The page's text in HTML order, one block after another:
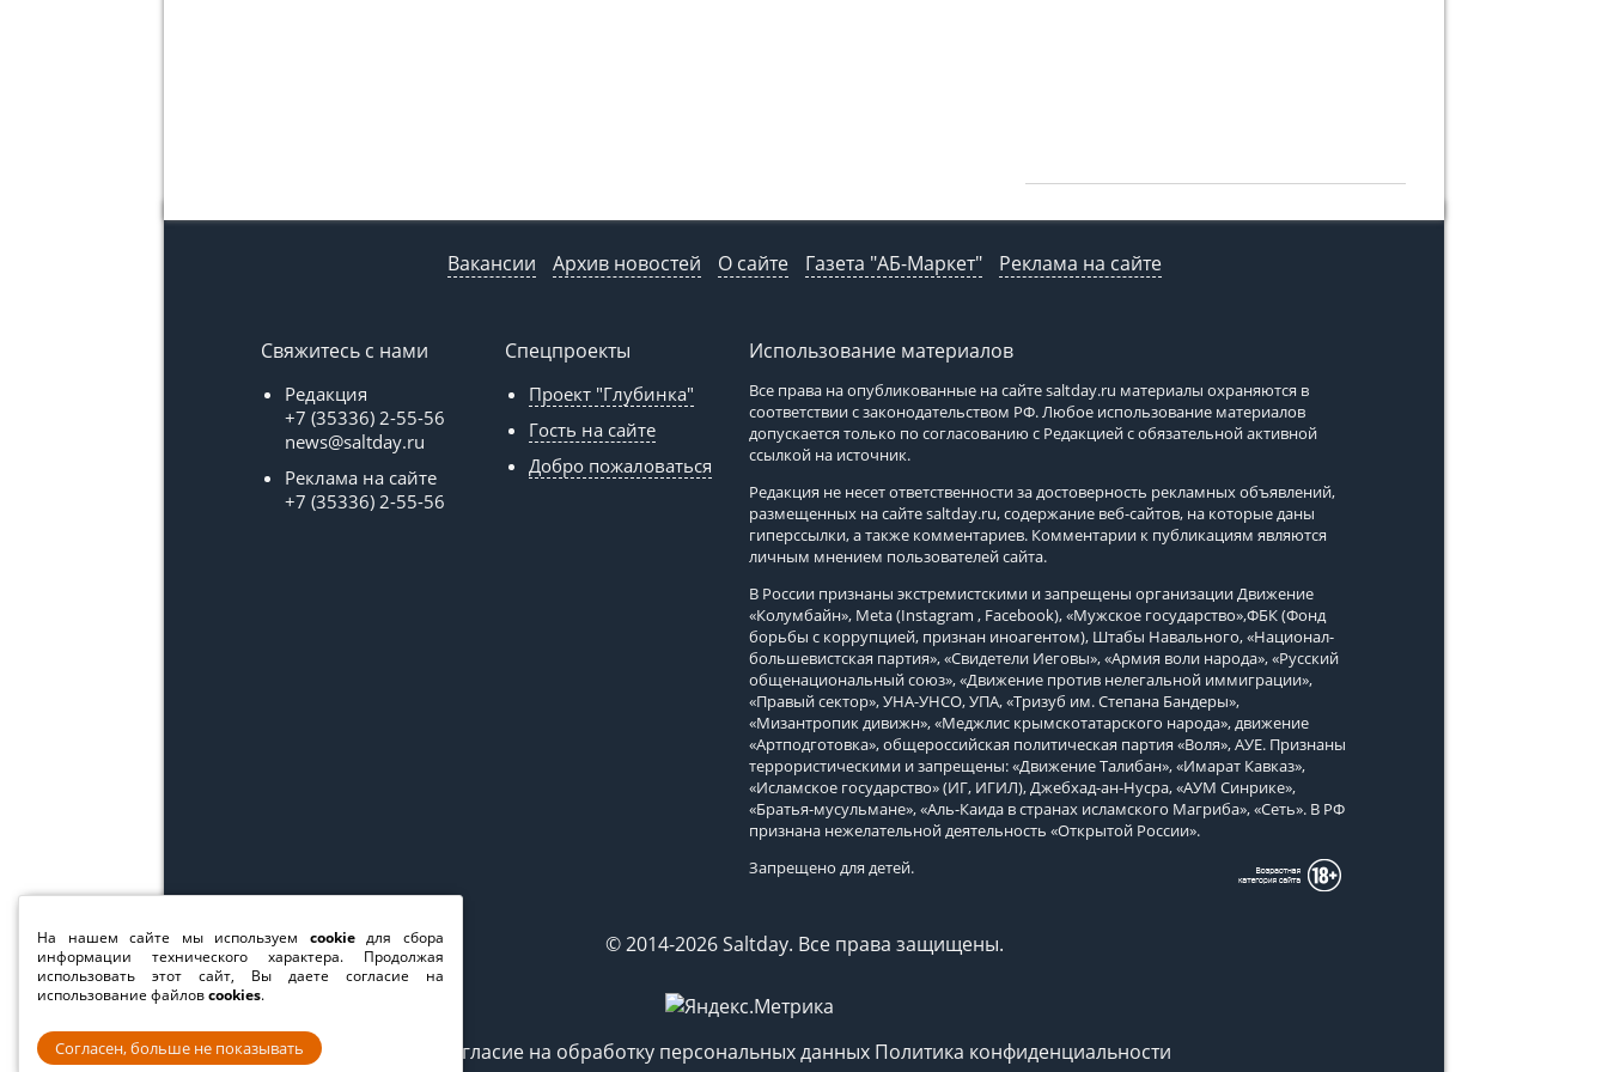
Вакансии Архив новостей О сайте Газета "АБ-Маркет" Реклама на сайте
Свяжитесь с нами
Редакция
+7 (35336) 2-55-56
news@saltday.ru
Реклама на сайте
+7 (35336) 2-55-56
Спецпроекты
Проект "Глубинка"
Гость на сайте
Добро пожаловаться
Использование материалов
Все права на опубликованные на сайтеsaltday.ru материалы охраняются в
соответствии с законодательством РФ. Любое использование материалов
допускается только по согласованию с Редакцией с обязательной активной
ссылкой на источник.
Редакция не несет ответственности за достоверность рекламных объявлений,
размещенных на сайтеsaltday.ru, содержание веб-сайтов, на которые даны
гиперссылки, а также комментариев. Комментарии к публикациям являются
личным мнением пользователей сайта.
В России признаны экстремистскими и запрещены организации Движение
«Колумбайн», Meta (Instagram , Facebook), «Мужское государство»,ФБК (Фонд
борьбы с коррупцией, признан иноагентом), Штабы Навального, «Национал-
большевистская партия», «Свидетели Иеговы», «Армия воли народа», «Русский
общенациональный союз», «Движение против нелегальной иммиграции»,
«Правый сектор», УНА-УНСО, УПА, «Тризуб им. Степана Бандеры»,
«Мизантропик дивижн», «Меджлис крымскотатарского народа», движение
«Артподготовка», общероссийская политическая партия «Воля», АУЕ. Признаны
террористическими и запрещены: «Движение Талибан», «Имарат Кавказ»,
«Исламское государство» (ИГ, ИГИЛ), Джебхад-ан-Нусра, «АУМ Синрике»,
«Братья-мусульмане», «Аль-Каида в странах исламского Магриба», «Сеть». В РФ
признана нежелательной деятельность «Открытой России».
Запрещено для детей.
© 2014-2026 Saltday. Все права защищены.
Согласие на обработку персональных данных Политика конфиденциальности
На нашем сайте мы используем cookieдля сбора
информации технического характера. Продолжая
использовать этот сайт, Вы даете согласие на
использование файловcookies.
Согласен, больше не показывать